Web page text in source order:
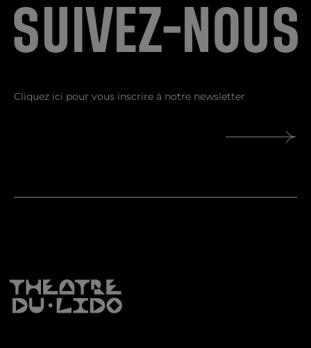
SU VEZ-N OUS
Verification Anti-Robot